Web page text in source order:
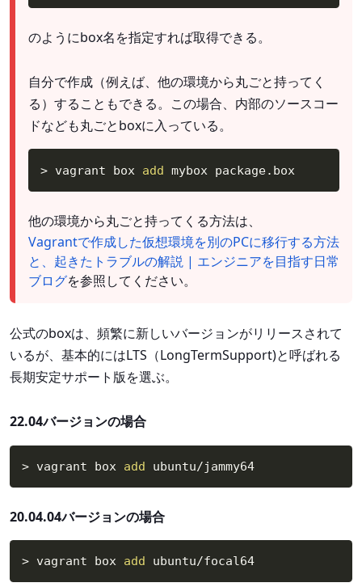
のようにbox名を指定すれば取得できる。
自分で作成（例えば、他の環境から丸ごと持ってく
る）することもできる。この場合、内部のソースコー
ドなども丸ごとboxに入っている。
> vagrant box add mybox package.box
他の環境から丸ごと持ってくる方法は、
Vagrantで作成した仮想環境を別のPCに移行する方法
と、起きたトラブルの解説 | エンジニアを目指す日常
ブログを参照してください。
公式のboxは、頻繁に新しいバージョンがリリースされて
いるが、基本的にはLTS（LongTermSupport)と呼ばれる
長期安定サポート版を選ぶ。
22.04バージョンの場合
> vagrant box add ubuntu/jammy64
20.04.04バージョンの場合
> vagrant box add ubuntu/focal64